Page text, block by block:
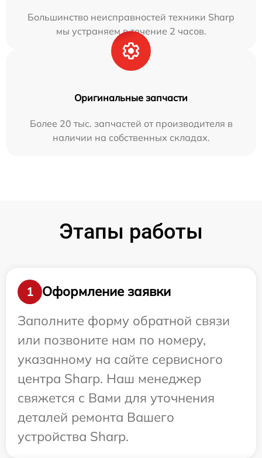
Большинство неисправностей техники Sharp
мы устраняем в течение 2 часов.
Оригинальные запчасти
Более 20 тыс. запчастей от производителя в
наличии на собственных складах.
Этапы работы
1
Оформление заявки
Заполните форму обратной связи
или позвоните нам по номеру,
указанному на сайте сервисного
центра Sharp. Наш менеджер
свяжется с Вами для уточнения
деталей ремонта Вашего
устройства Sharp.